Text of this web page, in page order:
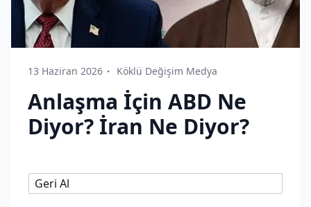
13 Haziran 2026 Köklü Değişim Medya
Anlaşma İçin ABD Ne
Diyor? İran Ne Diyor?
Geri Al